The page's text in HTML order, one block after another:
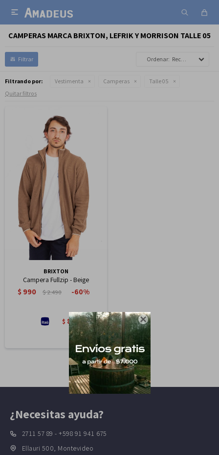


CAMPERAS MARCA BRIXTON, LEFRIK Y MORRISON TALLE 05
Recomendados
Filtrando por: Vestimenta Camperas
Talle 05
Quitar filtros
BRIXTON
Campera Fullzip - Beige
$990 $2.490 60
$ 842
¿Necesitas ayuda?
2711 57 89 - +598 91 941 675
Ellauri 500, Montevideo